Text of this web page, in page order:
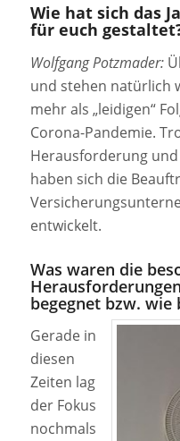
Wie hat sich das
für euch
Wolfgang Potzmader:
und stehen natürlich
mehr als „leidigen“
Corona-Pandemie.
Herausforderung
haben sich die
entwickelt.
Was waren die
begegnet bzw. wie
Gerade in
diesen
Zeiten lag
der Fokus
nochmals